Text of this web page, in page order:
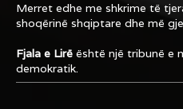
Merret edhe me shkrime të
shoqërinë shqiptare dhe më
Fjala e Lirë është një tribunë e
demokratik.